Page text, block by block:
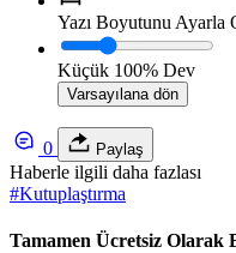
Yazı Boyutunu Ayarla
Küçük 100% Dev
Varsayılana dön
0 Paylaş
Haberle ilgili daha fazlası
#Kutuplaştırma
Tamamen Ücretsiz Olarak